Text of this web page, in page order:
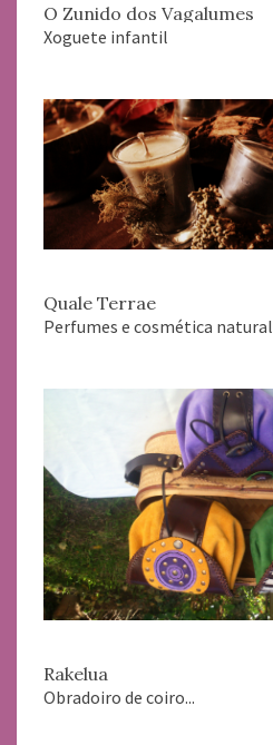
O Zunido dos Vagalumes
Xoguete infantil
Quale Terrae
Perfumes e cosmética natural
Rakelua
Obradoiro de coiro...